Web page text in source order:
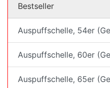
Bestseller
Auspuffschelle, 54er
Auspuffschelle, 60er
Auspuffschelle, 65er